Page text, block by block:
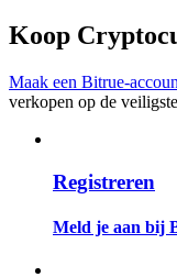
Gids
Futures-startgids
Koop
Maak een Bitrue-
verkopen op de
Registreren
Meld je aan bij